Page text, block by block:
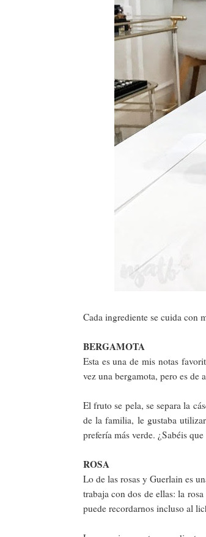
Cada ingrediente se cuida con
BERGAMOTA
Esta es una de mis notas
vez una bergamota, pero es de
El fruto se pela, se separa la
de la familia, le gustaba
prefería más verde. ¿Sabéis
ROSA
Lo de las rosas y Guerlain es
trabaja con dos de ellas: la
puede recordarnos incluso al